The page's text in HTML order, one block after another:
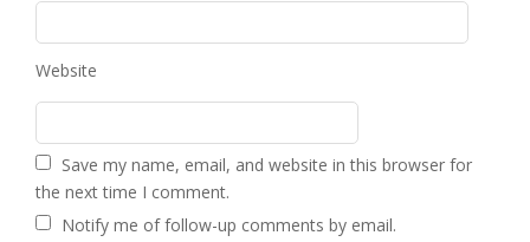
Website
Save my name, email, and website in this browser for
the next time I comment.
Notify me of follow-up comments by email.